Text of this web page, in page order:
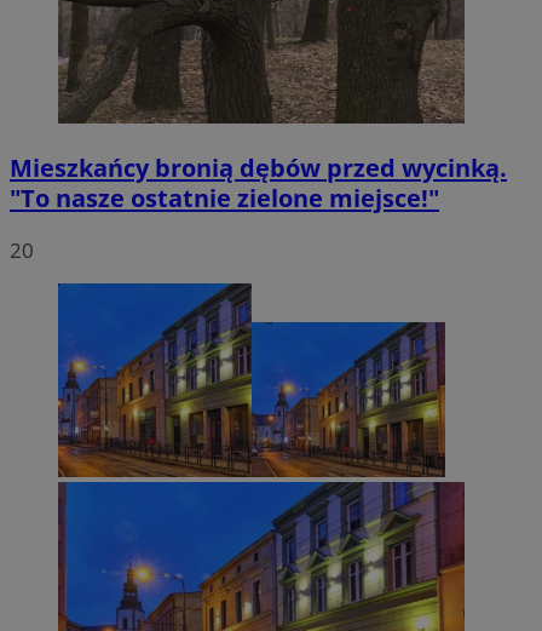
Mieszkańcy bronią dębów przed wycinką.
"To nasze ostatnie zielone miejsce!"
20